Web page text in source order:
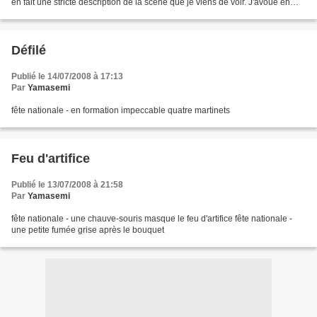
en fait une stricte description de la scène que je viens de voir. J'avoue en
Défilé
Publié le 14/07/2008 à 17:13
Par Yamasemi
fête nationale - en formation impeccable quatre martinets
Feu d'artifice
Publié le 13/07/2008 à 21:58
Par Yamasemi
fête nationale - une chauve-souris masque le feu d'artifice fête nationale -
une petite fumée grise après le bouquet